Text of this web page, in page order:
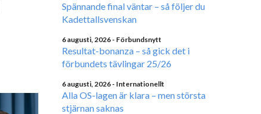
Spännande final väntar – så följer du
Kadettallsvenskan
6 augusti, 2026 - Förbundsnytt
Resultat-bonanza – så gick det i
förbundets tävlingar 25/26
6 augusti, 2026 - Internationellt
Alla OS-lagen är klara – men största
stjärnan saknas